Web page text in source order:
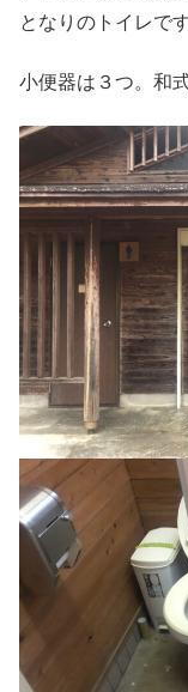
となりのトイレで
小便器は３つ。和